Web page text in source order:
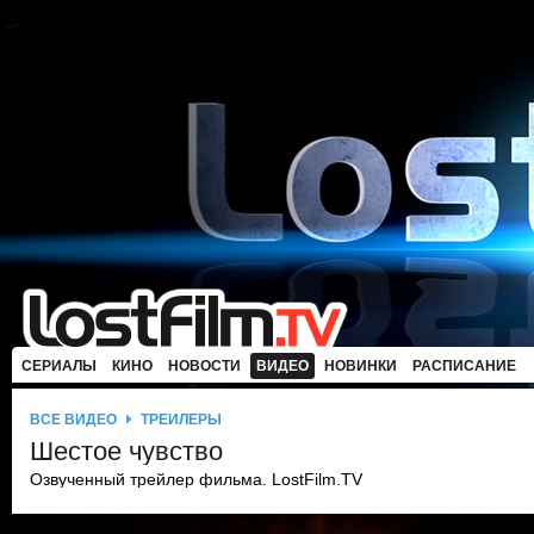
СЕРИАЛЫ КИНО НОВОСТИ ВИДЕО НОВИНКИ РАСПИСАНИЕ
ВСЕ ВИДЕО ТРЕЙЛЕРЫ
Шестое чувство
Озвученный трейлер фильма. LostFilm.TV